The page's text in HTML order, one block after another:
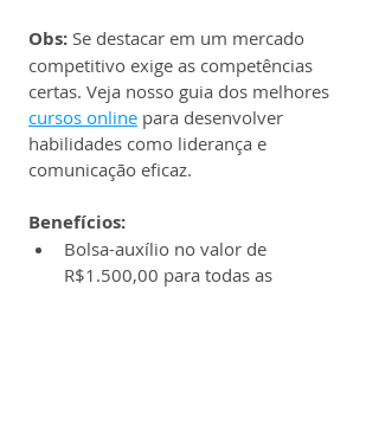
Obs: Se destacar em um mercado
competitivo exige as competências
certas. Veja nosso guia dos melhores
cursos online para desenvolver
habilidades como liderança e
comunicação eficaz.
Benefícios:
Bolsa-auxílio no valor de
R$1.500,00 para todas as